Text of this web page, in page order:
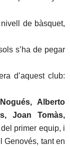
de bàsquet,
s’ha de pegar
d’aquest club:
Alberto
Joan Tomàs,
primer equip, i
Genovés, tant en